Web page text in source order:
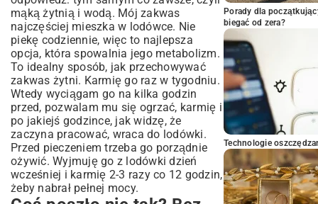
mąką żytnią i wodą. Mój zakwas
najczęściej mieszka w lodówce. Nie
piekę codziennie, więc to najlepsza
opcja, która spowalnia jego metabolizm.
To idealny sposób, jak przechowywać
zakwas żytni. Karmię go raz w tygodniu.
Wtedy wyciągam go na kilka godzin
przed, pozwalam mu się ogrzać, karmię i
po jakiejś godzince, jak widzę, że
zaczyna pracować, wraca do lodówki.
Przed pieczeniem trzeba go porządnie
ożywić. Wyjmuję go z lodówki dzień
wcześniej i karmię 2-3 razy co 12 godzin,
żeby nabrał pełnej mocy.
Porady dla
biegać od zera?
Technologie